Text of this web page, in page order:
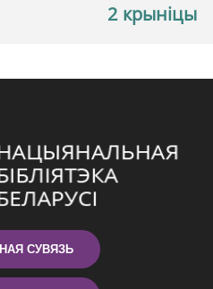
2 крыніцы
СУВЯЗЬ